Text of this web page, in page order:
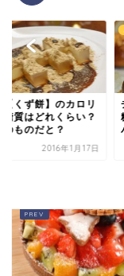
【くず餅】のカロリ
糖質はどれくらい？
のものだと？
2016年1月17日